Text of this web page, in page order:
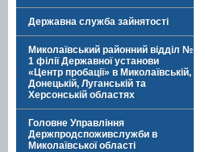
Державна служба зайнятості
Миколаївський районний відділ №
1 філії Державної установи
«Центр пробації» в Миколаївській,
Донецькій, Луганській та
Херсонській областях
Головне Управління
Держпродспоживслужби в
Миколаївської області